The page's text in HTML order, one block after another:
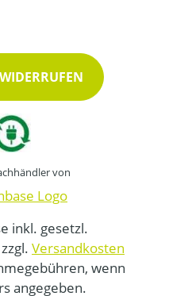
von
inkl. gesetzl.
Versandkosten
wenn
angegeben.